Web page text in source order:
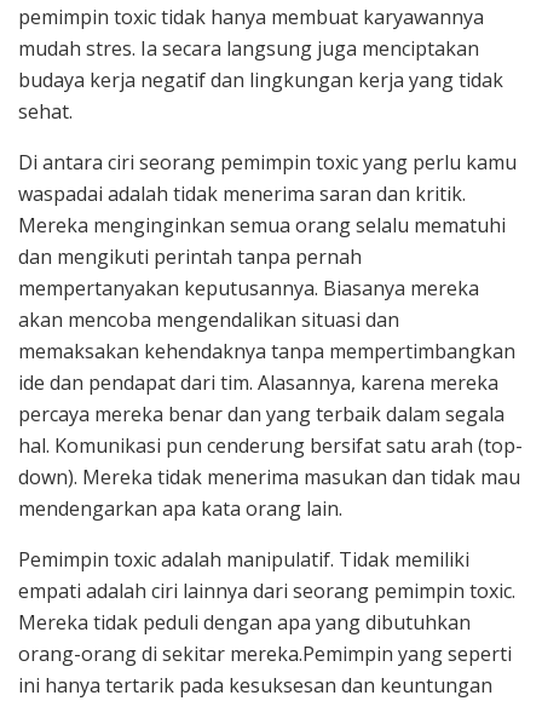
pemimpin toxic tidak hanya membuat karyawannya
mudah stres. Ia secara langsung juga menciptakan
budaya kerja negatif dan lingkungan kerja yang tidak
sehat.
Di antara ciri seorang pemimpin toxic yang perlu kamu
waspadai adalah tidak menerima saran dan kritik.
Mereka menginginkan semua orang selalu mematuhi
dan mengikuti perintah tanpa pernah
mempertanyakan keputusannya. Biasanya mereka
akan mencoba mengendalikan situasi dan
memaksakan kehendaknya tanpa mempertimbangkan
ide dan pendapat dari tim. Alasannya, karena mereka
percaya mereka benar dan yang terbaik dalam segala
hal. Komunikasi pun cenderung bersifat satu arah (top-
down). Mereka tidak menerima masukan dan tidak mau
mendengarkan apa kata orang lain.
Pemimpin toxic adalah manipulatif. Tidak memiliki
empati adalah ciri lainnya dari seorang pemimpin toxic.
Mereka tidak peduli dengan apa yang dibutuhkan
orang-orang di sekitar mereka.Pemimpin yang seperti
ini hanya tertarik pada kesuksesan dan keuntungan